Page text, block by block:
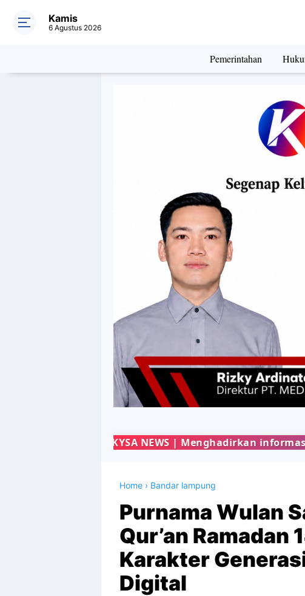
Kamis
6 Agustus 2026
Pemerintahan
NEWS | Menghadirkan informasi terbaru dari
Home › Bandar lampung
Purnama Wulan
Qur’an Ramadan
Karakter
Digital